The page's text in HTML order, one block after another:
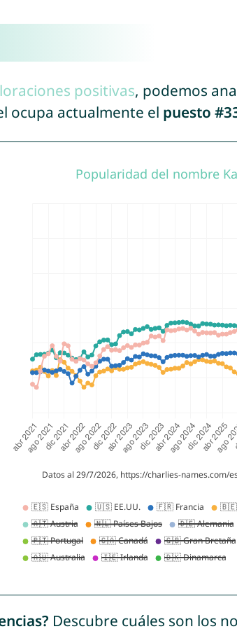
positivas, podemos
ocupa actualmente el puesto
Descubre cuáles son los